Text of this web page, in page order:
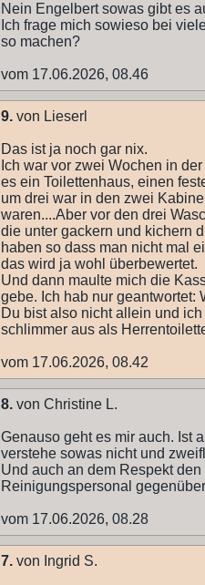
Nein Engelbert sowas gibt es
Ich frage mich sowieso bei
so machen?
vom 17.06.2026, 08.46
9. von Lieserl
Das ist ja noch gar nix.
Ich war vor zwei Wochen in
es ein Toilettenhaus, einen
um drei war in den zwei
waren....Aber vor den drei
die unter gackern und kichern
haben so dass man nicht mal
das wird ja wohl überbewertet.
Und dann maulte mich die
gebe. Ich hab nur geantwortet:
Du bist also nicht allein und
schlimmer aus als
vom 17.06.2026, 08.42
8. von Christine L.
Genauso geht es mir auch. Ist
verstehe sowas nicht und
Und auch an dem Respekt
Reinigungspersonal gegenüber
vom 17.06.2026, 08.28
7. von Ingrid S.